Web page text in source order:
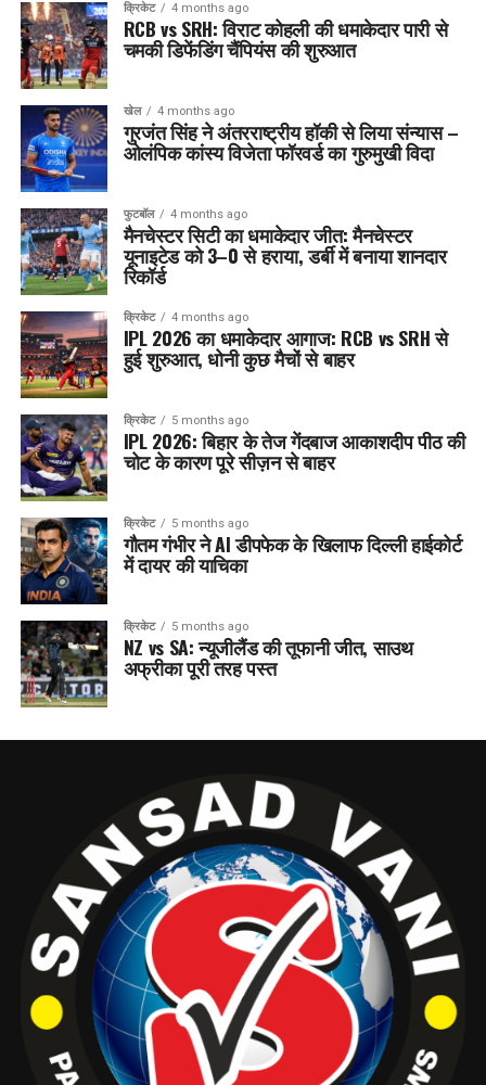
क्रिकेट 4 months ago
RCB vs SRH: विराट कोहली की धमाकेदार पारी से
चमकी डिफेंडिंग चैंपियंस की शुरुआत
खेल 4 months ago
गुरजंत सिंह ने अंतरराष्ट्रीय हॉकी से लिया संन्यास –
ओलंपिक कांस्य विजेता फॉरवर्ड का गुरुमुखी विदा
फुटबॉल 4 months ago
मैनचेस्टर सिटी का धमाकेदार जीत: मैनचेस्टर
यूनाइटेड को 3–0 से हराया, डर्बी में बनाया शानदार
रिकॉर्ड
क्रिकेट 4 months ago
IPL 2026 का धमाकेदार आगाज: RCB vs SRH से
हुई शुरुआत, धोनी कुछ मैचों से बाहर
क्रिकेट 5 months ago
IPL 2026: बिहार के तेज गेंदबाज आकाशदीप पीठ की
चोट के कारण पूरे सीज़न से बाहर
क्रिकेट 5 months ago
गौतम गंभीर ने AI डीपफेक के खिलाफ दिल्ली हाईकोर्ट
में दायर की याचिका
क्रिकेट 5 months ago
NZ vs SA: न्यूजीलैंड की तूफानी जीत, साउथ
अफ्रीका पूरी तरह पस्त